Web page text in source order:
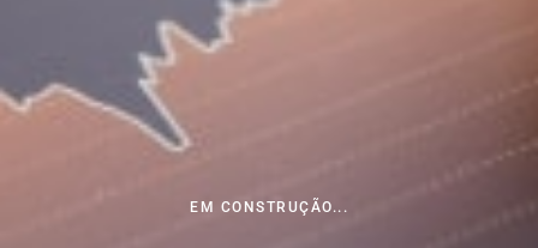
EM CONSTRUÇÃO...